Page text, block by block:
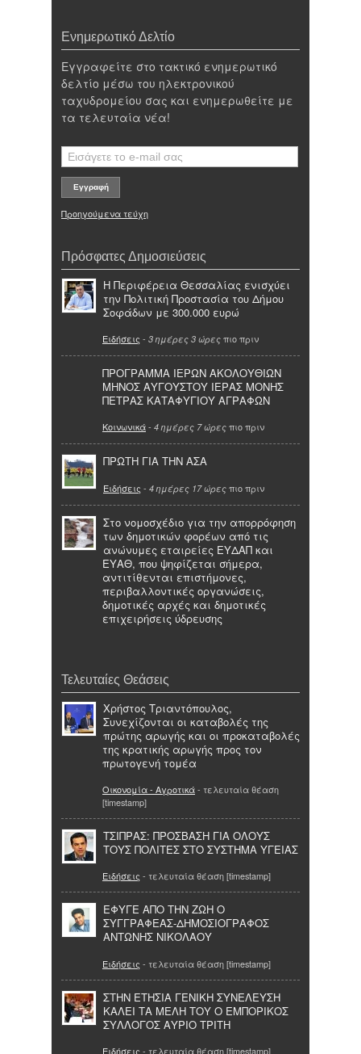
Ενημερωτικό Δελτίο
Εγγραφείτε στο τακτικό ενημερωτικό
δελτίο μέσω του ηλεκτρονικού
ταχυδρομείου σας και ενημερωθείτε με
τα τελευταία νέα!
Προηγούμενα τεύχη
Πρόσφατες Δημοσιεύσεις
Η Περιφέρεια Θεσσαλίας ενισχύει
την Πολιτική Προστασία του Δήμου
Σοφάδων με 300.000 ευρώ
Ειδήσεις - 3 ημέρες 3 ώρες πιο πριν
ΠΡΟΓΡΑΜΜΑ ΙΕΡΩΝ ΑΚΟΛΟΥΘΙΩΝ
ΜΗΝΟΣ ΑΥΓΟΥΣΤΟΥ ΙΕΡΑΣ ΜΟΝΗΣ
ΠΕΤΡΑΣ ΚΑΤΑΦΥΓΙΟΥ ΑΓΡΑΦΩΝ
Κοινωνικά- 4 ημέρες 7 ώρες πιο πριν
ΠΡΩΤΗ ΓΙΑ ΤΗΝ ΑΣΑ
Ειδήσεις - 4 ημέρες 17 ώρες πιο πριν
Στο νομοσχέδιο για την απορρόφηση
των δημοτικών φορέων από τις
ανώνυμες εταιρείες ΕΥΔΑΠ και
ΕΥΑΘ, που ψηφίζεται σήμερα,
αντιτίθενται επιστήμονες,
περιβαλλοντικές οργανώσεις,
δημοτικές αρχές και δημοτικές
επιχειρήσεις ύδρευσης
Τελευταίες Θεάσεις
Χρήστος Τριαντόπουλος,
Συνεχίζονται οι καταβολές της
πρώτης αρωγής και οι προκαταβολές
της κρατικής αρωγής προς τον
πρωτογενή τομέα
Οικονομία - Αγροτικά- τελευταία θέαση
[timestamp]
ΤΣΙΠΡΑΣ: ΠΡΟΣΒΑΣΗ ΓΙΑ ΟΛΟΥΣ
ΤΟΥΣ ΠΟΛΙΤΕΣ ΣΤΟ ΣΥΣΤΗΜΑ ΥΓΕΙΑΣ
Ειδήσεις - τελευταία θέαση [timestamp]
ΕΦΥΓΕ ΑΠΟ ΤΗΝ ΖΩΗ Ο
ΣΥΓΓΡΑΦΕΑΣ-ΔΗΜΟΣΙΟΓΡΑΦΟΣ
ΑΝΤΩΝΗΣ ΝΙΚΟΛΑΟΥ
Ειδήσεις - τελευταία θέαση [timestamp]
ΣΤΗΝ ΕΤΗΣΙΑ ΓΕΝΙΚΗ ΣΥΝΕΛΕΥΣΗ
ΚΑΛΕΙ ΤΑ ΜΕΛΗ ΤΟΥ Ο ΕΜΠΟΡΙΚΟΣ
ΣΥΛΛΟΓΟΣ ΑΥΡΙΟ ΤΡΙΤΗ
Ειδήσεις - τελευταία θέαση [timestamp]